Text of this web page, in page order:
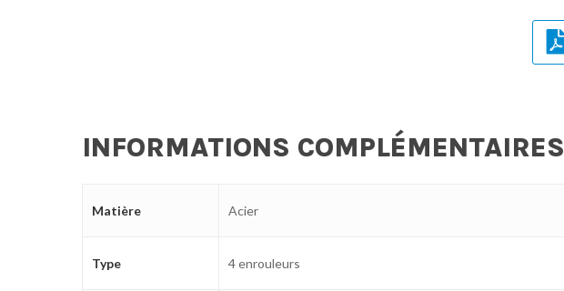
INFORMATIONS COMPLÉMENTAIRES
Matière Acier
Type 4 enrouleurs